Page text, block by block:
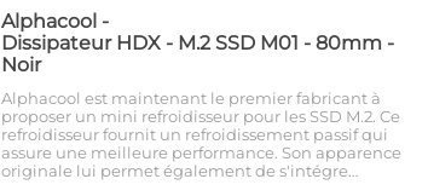
Alphacool -
Dissipateur HDX - M.2 SSD M01 - 80mm -
Noir
Alphacool est maintenant le premier fabricant à
proposer un mini refroidisseur pour les SSD M.2. Ce
refroidisseur fournit un refroidissement passif qui
assure une meilleure performance. Son apparence
originale lui permet également de s'intégre…